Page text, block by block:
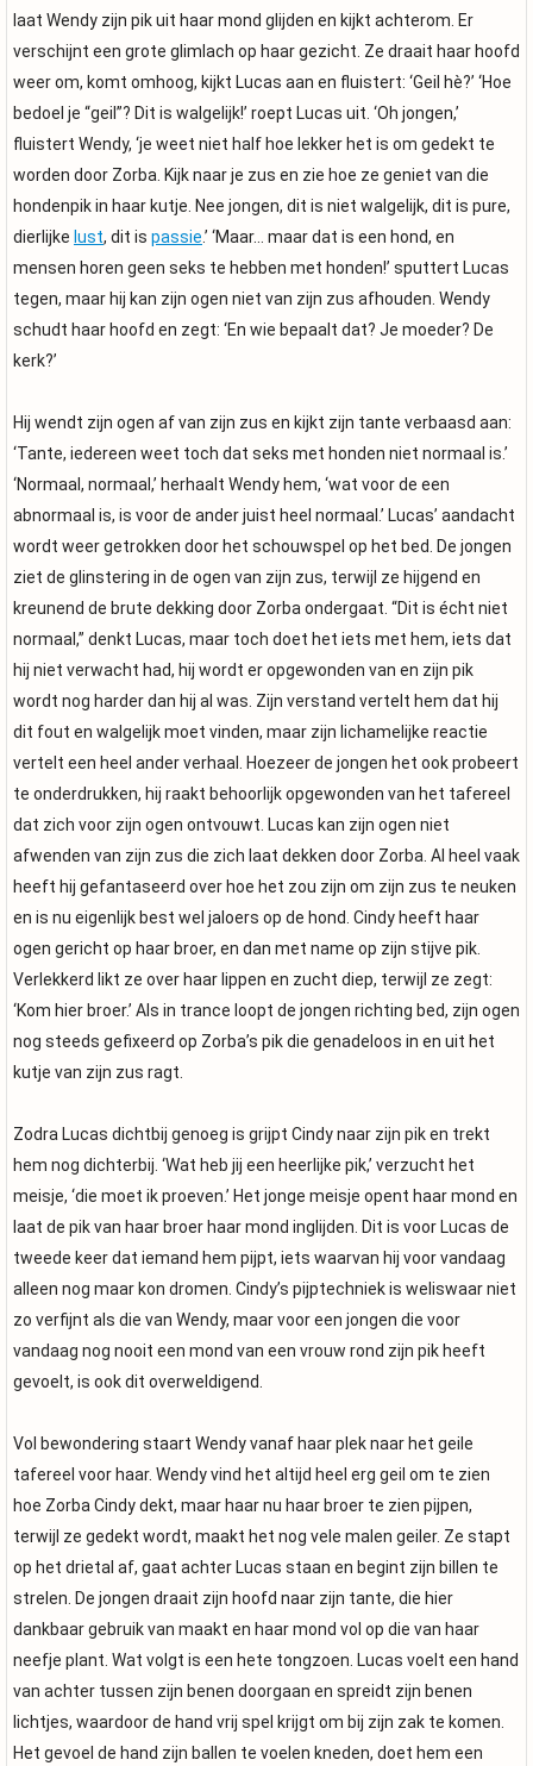
laat Wendy zijn pik uit haar mond glijden en kijkt achterom. Er
verschijnt een grote glimlach op haar gezicht. Ze draait haar hoofd
weer om, komt omhoog, kijkt Lucas aan en fluistert: ‘Geil hè?’ ‘Hoe
bedoel je “geil”? Dit is walgelijk!’ roept Lucas uit. ‘Oh jongen,’
fluistert Wendy, ‘je weet niet half hoe lekker het is om gedekt te
worden door Zorba. Kijk naar je zus en zie hoe ze geniet van die
hondenpik in haar kutje. Nee jongen, dit is niet walgelijk, dit is pure,
dierlijke lust, dit is passie.’ ‘Maar… maar dat is een hond, en
mensen horen geen seks te hebben met honden!’ sputtert Lucas
tegen, maar hij kan zijn ogen niet van zijn zus afhouden. Wendy
schudt haar hoofd en zegt: ‘En wie bepaalt dat? Je moeder? De
kerk?’
Hij wendt zijn ogen af van zijn zus en kijkt zijn tante verbaasd aan:
‘Tante, iedereen weet toch dat seks met honden niet normaal is.’
‘Normaal, normaal,’ herhaalt Wendy hem, ‘wat voor de een
abnormaal is, is voor de ander juist heel normaal.’ Lucas’ aandacht
wordt weer getrokken door het schouwspel op het bed. De jongen
ziet de glinstering in de ogen van zijn zus, terwijl ze hijgend en
kreunend de brute dekking door Zorba ondergaat. “Dit is écht niet
normaal,” denkt Lucas, maar toch doet het iets met hem, iets dat
hij niet verwacht had, hij wordt er opgewonden van en zijn pik
wordt nog harder dan hij al was. Zijn verstand vertelt hem dat hij
dit fout en walgelijk moet vinden, maar zijn lichamelijke reactie
vertelt een heel ander verhaal. Hoezeer de jongen het ook probeert
te onderdrukken, hij raakt behoorlijk opgewonden van het tafereel
dat zich voor zijn ogen ontvouwt. Lucas kan zijn ogen niet
afwenden van zijn zus die zich laat dekken door Zorba. Al heel vaak
heeft hij gefantaseerd over hoe het zou zijn om zijn zus te neuken
en is nu eigenlijk best wel jaloers op de hond. Cindy heeft haar
ogen gericht op haar broer, en dan met name op zijn stijve pik.
Verlekkerd likt ze over haar lippen en zucht diep, terwijl ze zegt:
‘Kom hier broer.’ Als in trance loopt de jongen richting bed, zijn ogen
nog steeds gefixeerd op Zorba’s pik die genadeloos in en uit het
kutje van zijn zus ragt.
Zodra Lucas dichtbij genoeg is grijpt Cindy naar zijn pik en trekt
hem nog dichterbij. ‘Wat heb jij een heerlijke pik,’ verzucht het
meisje, ‘die moet ik proeven.’ Het jonge meisje opent haar mond en
laat de pik van haar broer haar mond inglijden. Dit is voor Lucas de
tweede keer dat iemand hem pijpt, iets waarvan hij voor vandaag
alleen nog maar kon dromen. Cindy’s pijptechniek is weliswaar niet
zo verfijnt als die van Wendy, maar voor een jongen die voor
vandaag nog nooit een mond van een vrouw rond zijn pik heeft
gevoelt, is ook dit overweldigend.
Vol bewondering staart Wendy vanaf haar plek naar het geile
tafereel voor haar. Wendy vind het altijd heel erg geil om te zien
hoe Zorba Cindy dekt, maar haar nu haar broer te zien pijpen,
terwijl ze gedekt wordt, maakt het nog vele malen geiler. Ze stapt
op het drietal af, gaat achter Lucas staan en begint zijn billen te
strelen. De jongen draait zijn hoofd naar zijn tante, die hier
dankbaar gebruik van maakt en haar mond vol op die van haar
neefje plant. Wat volgt is een hete tongzoen. Lucas voelt een hand
van achter tussen zijn benen doorgaan en spreidt zijn benen
lichtjes, waardoor de hand vrij spel krijgt om bij zijn zak te komen.
Het gevoel de hand zijn ballen te voelen kneden, doet hem een